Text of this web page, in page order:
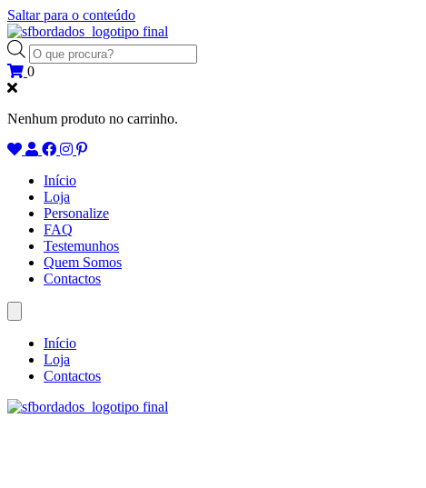
Saltar para o conteúdo
Products
search
0
Nenhum produto no carrinho.
Início
Loja
Personalize
FAQ
Testemunhos
Quem Somos
Contactos
Início
Loja
Contactos